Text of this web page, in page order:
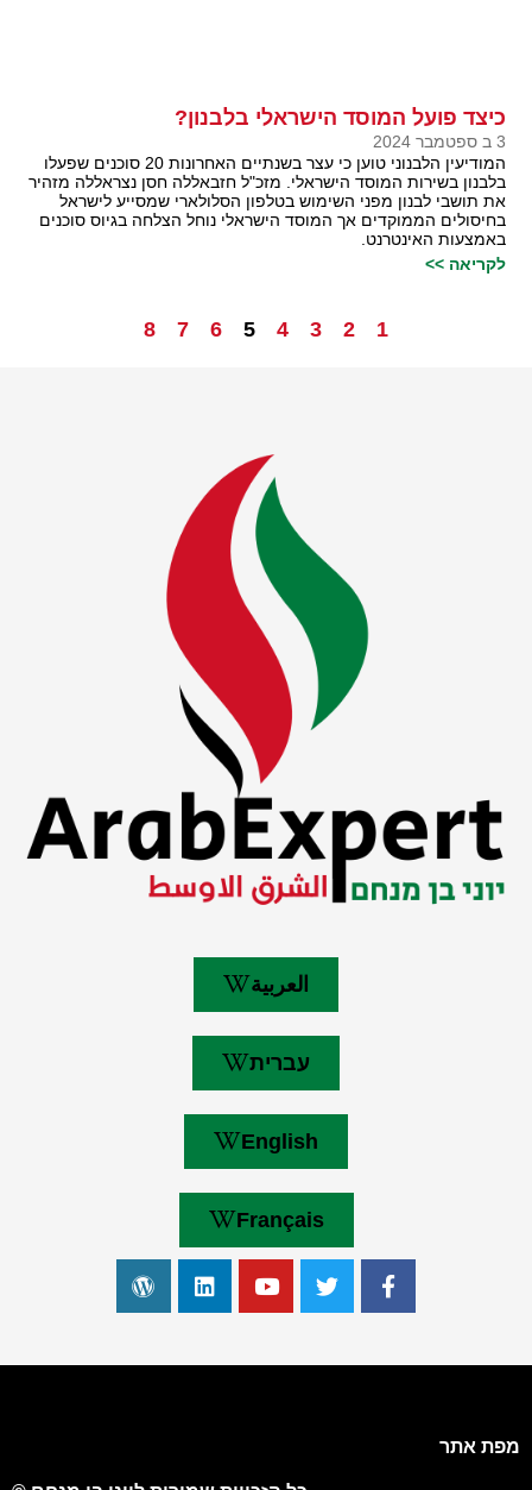
כיצד פועל המוסד הישראלי בלבנון?
3 ב ספטמבר 2024
המודיעין הלבנוני טוען כי עצר בשנתיים האחרונות 20 סוכנים שפעלו
בלבנון בשירות המוסד הישראלי. מזכ"ל חזבאללה חסן נצראללה מזהיר
את תושבי לבנון מפני השימוש בטלפון הסלולארי שמסייע לישראל
בחיסולים הממוקדים אך המוסד הישראלי נוחל הצלחה בגיוס סוכנים
באמצעות האינטרנט.
לקריאה >>
1
2
3
4
5
6
7
8
العربية
עברית
English
Français
מפת אתר